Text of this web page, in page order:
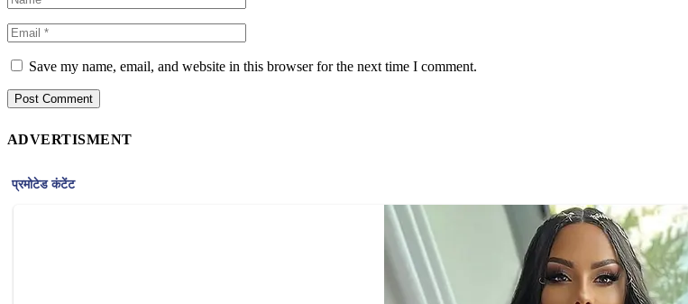
Save my name, email, and website in this browser for the next time I comment.
ADVERTISMENT